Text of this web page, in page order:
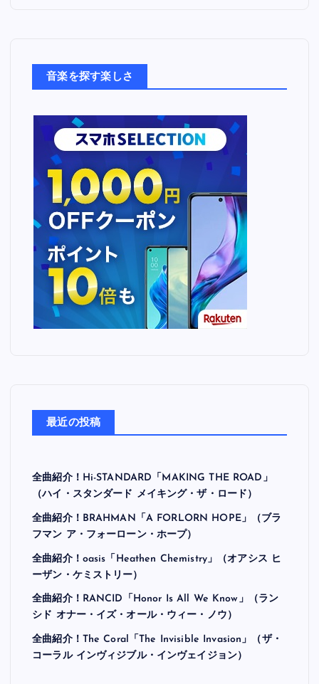
音楽を探す楽しさ
最近の投稿
全曲紹介！Hi-STANDARD「MAKING THE ROAD」
（ハイ・スタンダード メイキング・ザ・ロード）
全曲紹介！BRAHMAN「A FORLORN HOPE」（ブラ
フマン ア・フォーローン・ホープ）
全曲紹介！oasis「Heathen Chemistry」（オアシス ヒ
ーザン・ケミストリー）
全曲紹介！RANCID「Honor Is All We Know」（ラン
シド オナー・イズ・オール・ウィー・ノウ）
全曲紹介！The Coral「The Invisible Invasion」（ザ・
コーラル インヴィジブル・インヴェイジョン）